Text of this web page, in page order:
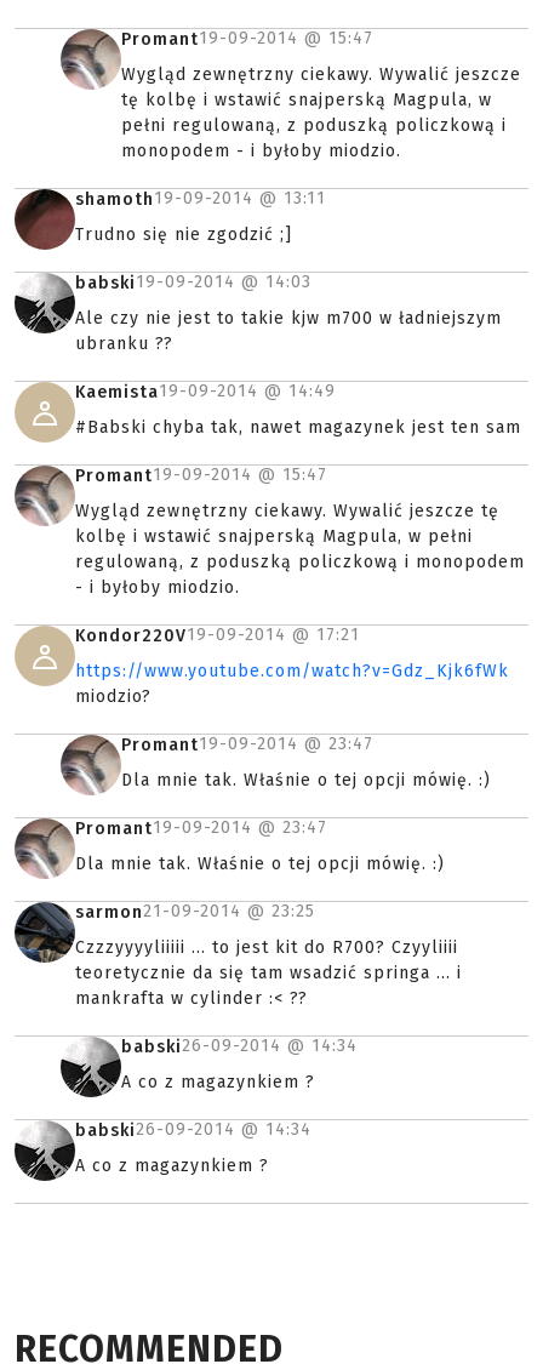
Promant19-09-2014 @ 15:47
Wygląd zewnętrzny ciekawy. Wywalić jeszcze
tę kolbę i wstawić snajperską Magpula, w
pełni regulowaną, z poduszką policzkową i
monopodem - i byłoby miodzio.
shamoth19-09-2014 @ 13:11
Trudno się nie zgodzić ;]
babski19-09-2014 @ 14:03
Ale czy nie jest to takie kjw m700 w ładniejszym
ubranku ??
Kaemista19-09-2014 @ 14:49
#Babski chyba tak, nawet magazynek jest ten sam
Promant19-09-2014 @ 15:47
Wygląd zewnętrzny ciekawy. Wywalić jeszcze tę
kolbę i wstawić snajperską Magpula, w pełni
regulowaną, z poduszką policzkową i monopodem
- i byłoby miodzio.
Kondor220V19-09-2014 @ 17:21
https://www.youtube.com/watch?v=Gdz_Kjk6fWk
miodzio?
Promant19-09-2014 @ 23:47
Dla mnie tak. Właśnie o tej opcji mówię. :)
Promant19-09-2014 @ 23:47
Dla mnie tak. Właśnie o tej opcji mówię. :)
sarmon21-09-2014 @ 23:25
Czzzyyyyliiiii ... to jest kit do R700? Czyyliiii
teoretycznie da się tam wsadzić springa ... i
mankrafta w cylinder :< ??
babski26-09-2014 @ 14:34
A co z magazynkiem ?
babski26-09-2014 @ 14:34
A co z magazynkiem ?
RECOMMENDED